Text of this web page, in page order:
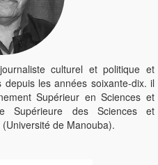
culturel et politique et
depuis les années soixante-dix. il
Supérieur en Sciences et
Supérieure des Sciences et
de Manouba).